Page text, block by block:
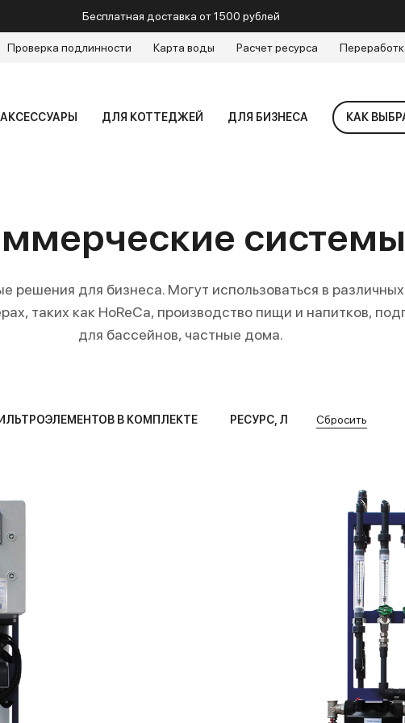
Бесплатная доставка от 1500 рублей
Проверка подлинности Карта воды Расчет ресурса
АКСЕССУАРЫ ДЛЯ КОТТЕДЖЕЙ ДЛЯ БИЗНЕСА КАК
системы
решения для бизнеса. Могут использоваться в
таких как HoReCa, производство пищи и напитков,
для бассейнов, частные дома.
В КОМПЛЕКТЕ РЕСУРС, Л Сбросить